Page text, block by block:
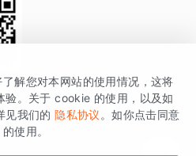
与增长的品牌，核心平台为 GrowingIO
分析云。
解您对本网站的使用情况，这将
验。关于 cookie 的使用，以及如
见我们的 隐私协议 。如你点击同意
使用。